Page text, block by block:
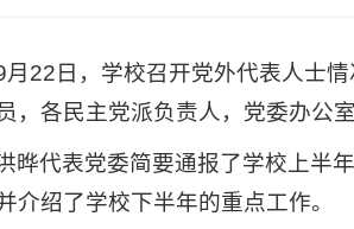
月22日，学校召开党外代表人士
，各民主党派负责人，党委办公
晔代表党委简要通报了学校上半
介绍了学校下半年的重点工作。